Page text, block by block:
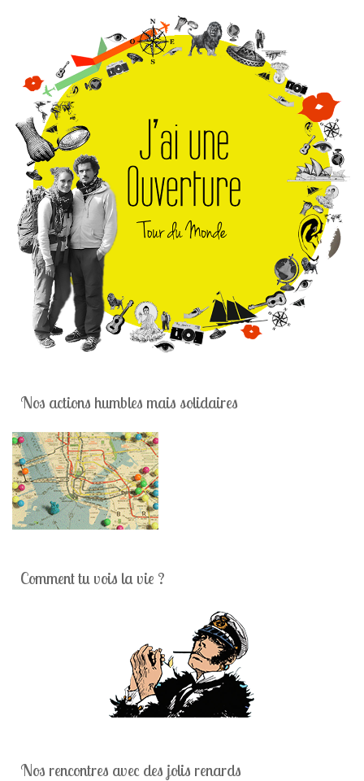
Nos actions humbles mais solidaires
Comment tu vois la vie ?
Nos rencontres avec des jolis renards